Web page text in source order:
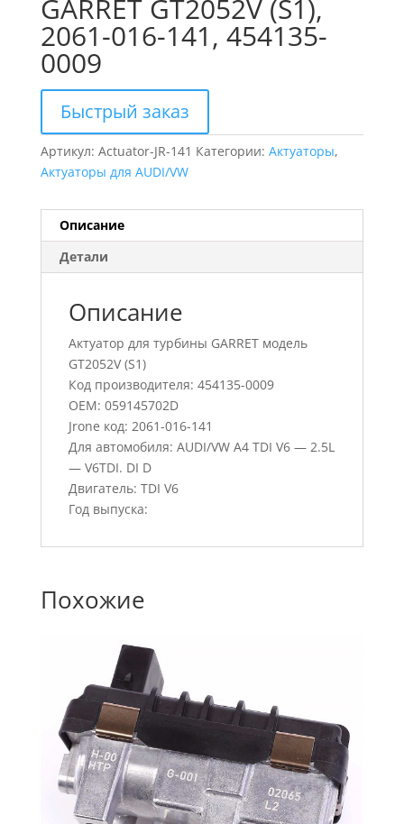
GARRET GT2052V (S1),
2061-016-141, 454135-
0009
Быстрый заказ
Артикул: Actuator-JR-141 Категории: Актуаторы,
Актуаторы для AUDI/VW
Описание
Детали
Описание
Актуатор для турбины GARRET модель
GT2052V (S1)
Код производителя: 454135-0009
OEM: 059145702D
Jrone код: 2061-016-141
Для автомобиля: AUDI/VW A4 TDI V6 — 2.5L
— V6TDI. DI D
Двигатель: TDI V6
Год выпуска:
Похожие